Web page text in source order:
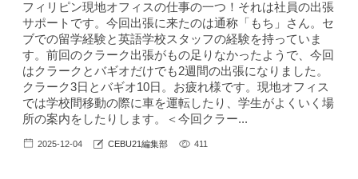
フィリピン現地オフィスの仕事の一つ！それは社員の出張
サポートです。今回出張に来たのは通称「もち」さん。セ
ブでの留学経験と英語学校スタッフの経験を持っていま
す。前回のクラーク出張がもの足りなかったようで、今回
はクラークとバギオだけでも2週間の出張になりました。
クラーク3日とバギオ10日。お疲れ様です。現地オフィス
では学校間移動の際に車を運転したり、学生がよくいく場
所の案内をしたりします。＜今回クラー...
2025-12-04 CEBU21編集部 411